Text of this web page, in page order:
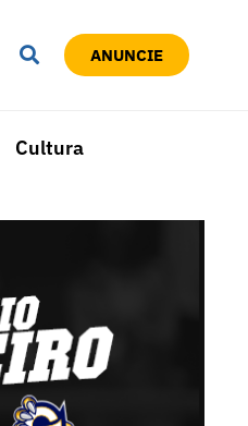
ANUNCIE
Cultura